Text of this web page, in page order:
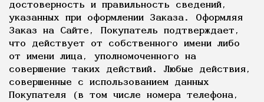
достоверность и правильность сведений,
указанных при оформлении Заказа. Оформляя
Заказ на Сайте, Покупатель подтверждает,
что действует от собственного имени либо
от имени лица, уполномоченного на
совершение таких действий. Любые действия,
совершенные с использованием данных
Покупателя (в том числе номера телефона,